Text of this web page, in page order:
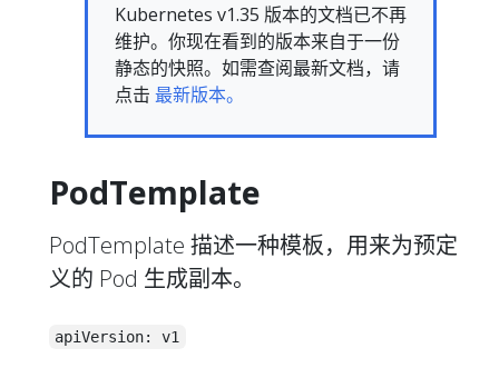
Kubernetes v1.35 版本的文档已不再
维护。你现在看到的版本来自于一份
静态的快照。如需查阅最新文档，请
点击 最新版本。
PodTemplate
PodTemplate 描述一种模板，用来为预定
义的 Pod 生成副本。
apiVersion: v1